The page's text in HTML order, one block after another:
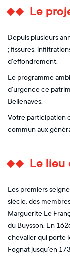
Le
Depuis plusieurs
; fissures,
d'effondrement.
Le programme
d'urgence ce
Bellenaves.
Votre participation
commun aux
Le lieu
Les premiers
siècle, des
Marguerite Le
du Buysson. En
chevalier qui porte
Fognat jusqu'en